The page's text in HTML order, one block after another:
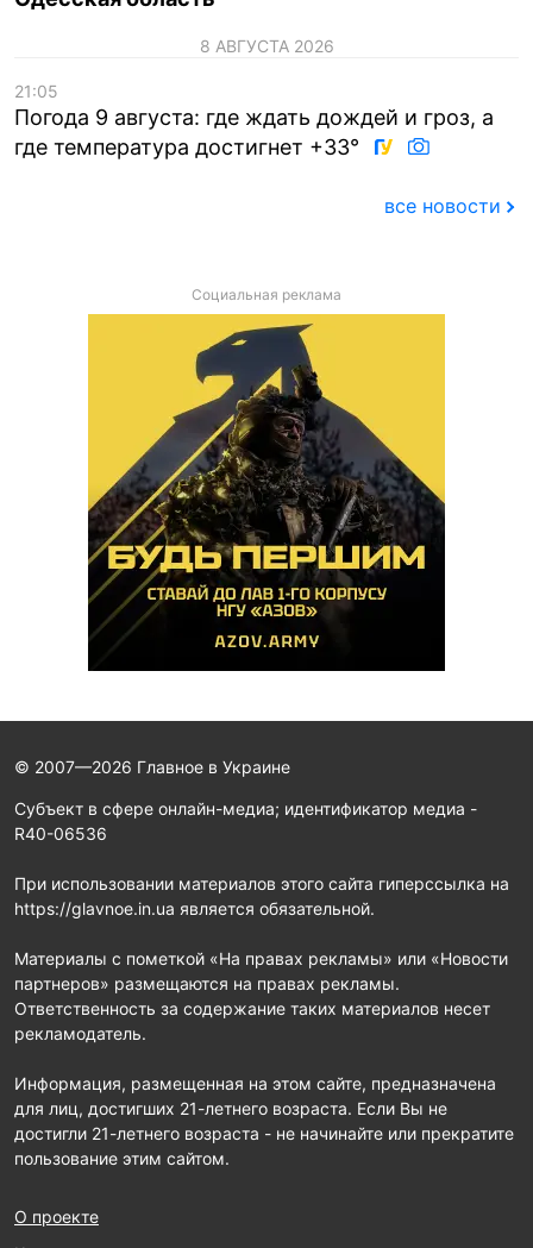
8 АВГУСТА 2026
21:05
Погода 9 августа: где ждать дождей и гроз, а
где температура достигнет +33°
все новости
Социальная реклама
© 2007—2026 Главное в Украине
Субъект в сфере онлайн-медиа; идентификатор медиа -
R40-06536
При использовании материалов этого сайта гиперссылка на
https://glavnoe.in.ua является обязательной.
Материалы с пометкой «На правах рекламы» или «Новости
партнеров» размещаются на правах рекламы.
Ответственность за содержание таких материалов несет
рекламодатель.
Информация, размещенная на этом сайте, предназначена
для лиц, достигших 21-летнего возраста. Если Вы не
достигли 21-летнего возраста - не начинайте или прекратите
пользование этим сайтом.
О проекте